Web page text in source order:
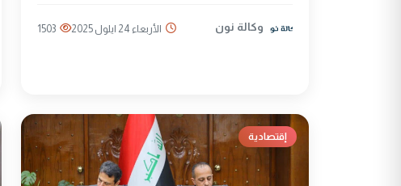
وكالة نون الأربعاء 24 ايلول 2025 1503
إقتصادية